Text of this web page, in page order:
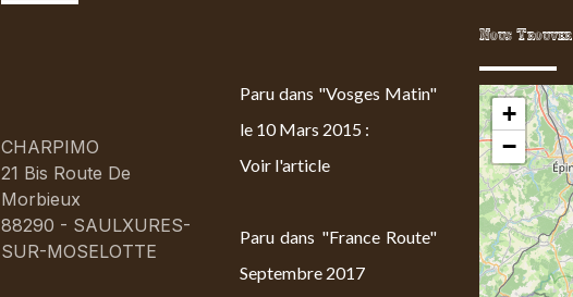
CHARPIMO
21 Bis Route De
Morbieux
88290 - SAULXURES-
SUR-MOSELOTTE
Paru dans "Vosges Matin"
le 10 Mars 2015 :
Voir l'article
Paru dans "France Route"
Septembre 2017
Nous Trouver
+
−